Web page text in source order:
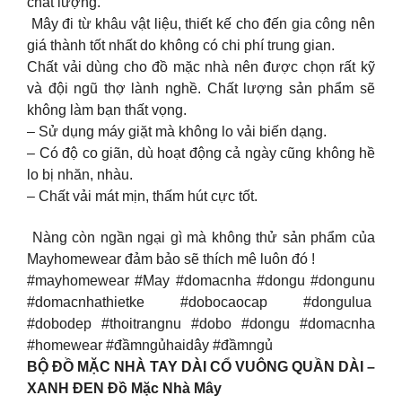
Mây đi từ khâu vật liệu, thiết kế cho đến gia công nên
giá thành tốt nhất do không có chi phí trung gian.
Chất vải dùng cho đồ mặc nhà nên được chọn rất kỹ
và đội ngũ thợ lành nghề. Chất lượng sản phẩm sẽ
không làm bạn thất vọng.
– Sử dụng máy giặt mà không lo vải biến dạng.
– Có độ co giãn, dù hoạt động cả ngày cũng không hề
lo bị nhăn, nhàu.
– Chất vải mát mịn, thấm hút cực tốt.
Nàng còn ngần ngại gì mà không thử sản phẩm của
Mayhomewear đảm bảo sẽ thích mê luôn đó !
#mayhomewear #May #domacnha #dongu #dongunu
#domacnhathietke #dobocaocap #dongulua
#dobodep #thoitrangnu #dobo #dongu #domacnha
#homewear #đầmngủhaidây #đầmngủ
BỘ ĐỒ MẶC NHÀ TAY DÀI CỔ VUÔNG QUẦN DÀI –
XANH ĐEN Đồ Mặc Nhà Mây